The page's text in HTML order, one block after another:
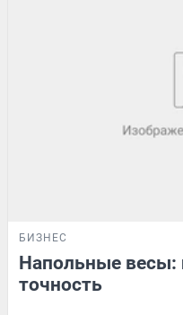
БИЗНЕС
Напольные весы:
точность